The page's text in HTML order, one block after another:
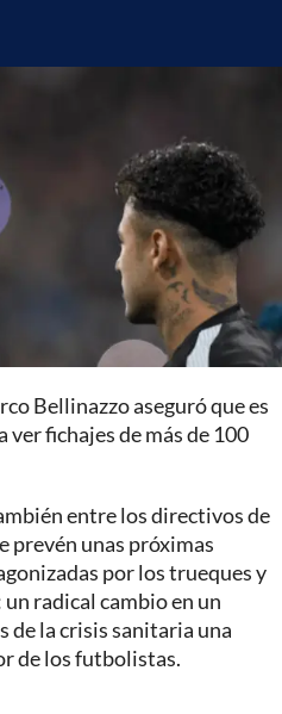
Bellinazzo aseguró que es
ver fichajes de más de 100
entre los directivos de
prevén unas próximas
por los trueques y
radical cambio en un
de la crisis sanitaria una
de los futbolistas.